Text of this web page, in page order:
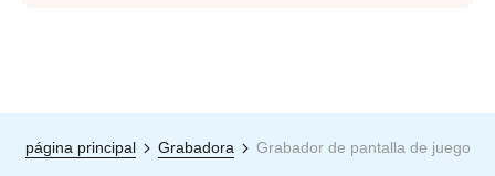
página principal Grabadora Grabador de pantalla de juego